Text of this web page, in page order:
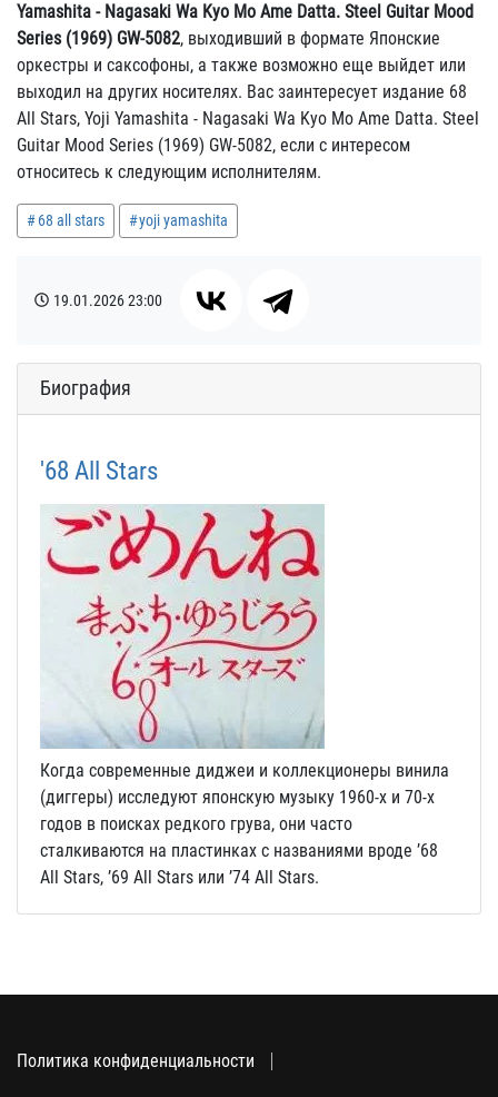
Yamashita - Nagasaki Wa Kyo Mo Ame Datta. Steel Guitar Mood
Series (1969) GW-5082, выходивший в формате Японские
оркестры и саксофоны, а также возможно еще выйдет или
выходил на других носителях. Вас заинтересует издание 68
All Stars, Yoji Yamashita - Nagasaki Wa Kyo Mo Ame Datta. Steel
Guitar Mood Series (1969) GW-5082, если с интересом
относитесь к следующим исполнителям.
68 all stars yoji yamashita
19.01.202623:00
Биография
'68 All Stars
Когда современные диджеи и коллекционеры винила
(диггеры) исследуют японскую музыку 1960-х и 70-х
годов в поисках редкого грува, они часто
сталкиваются на пластинках с названиями вроде ’68
All Stars, ’69 All Stars или ’74 All Stars.
Политика конфиденциальности